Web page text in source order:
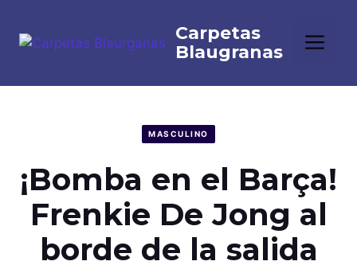
contenido
MASCULINO
¡Bomba en el Barça!
Frenkie De Jong al
borde de la salida